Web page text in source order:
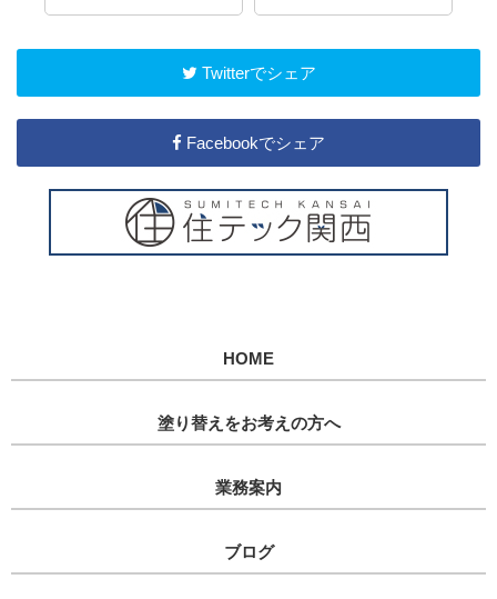
Twitterでシェア
Facebookでシェア
HOME
塗り替えをお考えの方へ
業務案内
ブログ